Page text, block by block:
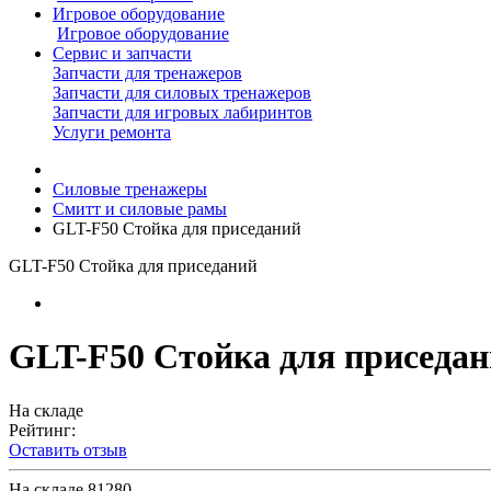
Игровое оборудование
Игровое оборудование
Сервис и запчасти
Запчасти для тренажеров
Запчасти для силовых тренажеров
Запчасти для игровых лабиринтов
Услуги ремонта
Силовые тренажеры
Смитт и силовые рамы
GLT-F50 Стойка для приседаний
GLT-F50 Стойка для приседаний
GLT-F50 Стойка для
На складе
Рейтинг:
Оставить отзыв